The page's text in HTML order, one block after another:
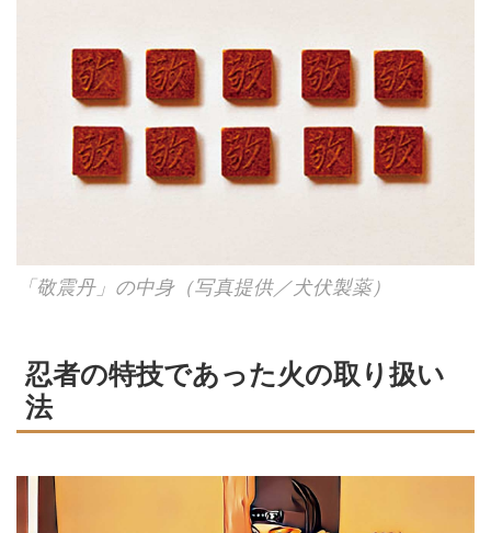
「敬震丹」の中身（写真提供／犬伏製薬）
忍者の特技であった火の取り扱い
法